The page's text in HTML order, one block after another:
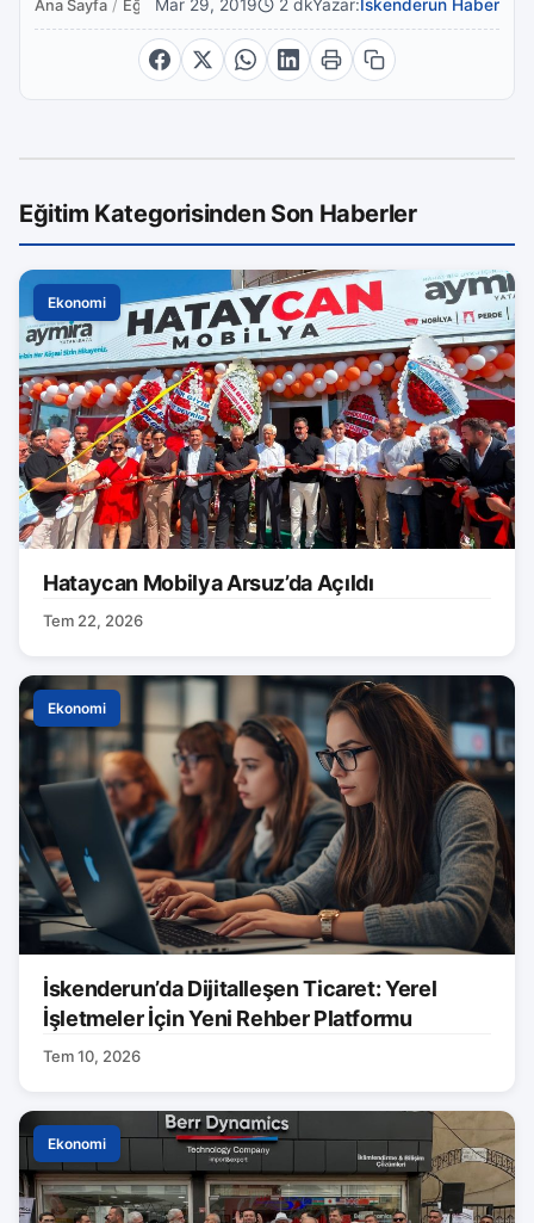
Ana Sayfa / EğitimMar 29, 2019 2 dkYazar: İskenderun Haber
Eğitim Kategorisinden Son Haberler
Ekonomi
Hataycan Mobilya Arsuz’da Açıldı
Tem 22, 2026
Ekonomi
İskenderun’da Dijitalleşen Ticaret: Yerel
İşletmeler İçin Yeni Rehber Platformu
Tem 10, 2026
Ekonomi